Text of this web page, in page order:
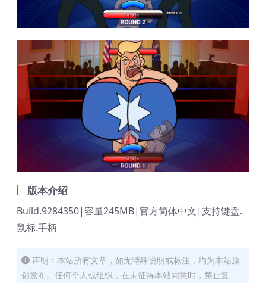
版本介绍
Build.9284350|容量245MB|官方简体中文|支持键盘.
鼠标.手柄
声明：本站所有文章，如无特殊说明或标注，均为本站原
创发布。任何个人或组织，在未征得本站同意时，禁止复